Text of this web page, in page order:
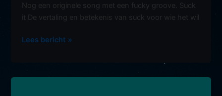
Nog een originele song met een fucky groove. Suck
it De vertaling en betekenis van suck voor wie het wil
Song
Lees bericht »